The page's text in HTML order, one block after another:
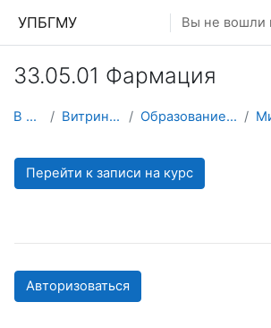
УПБГМУ Вы не вошли
33.05.01 Фармация
В начало Витрина курсов 3KL Образование 2025-2026 уч.год
Перейти к записи на курс
Авторизоваться